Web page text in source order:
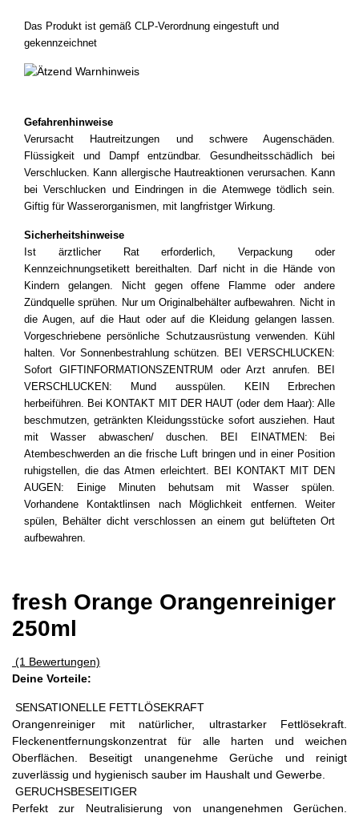
Das Produkt ist gemäß CLP-Verordnung eingestuft und
gekennzeichnet
Gefahrenhinweise
Verursacht Hautreitzungen und schwere Augenschäden.
Flüssigkeit und Dampf entzündbar. Gesundheitsschädlich bei
Verschlucken. Kann allergische Hautreaktionen verursachen. Kann
bei Verschlucken und Eindringen in die Atemwege tödlich sein.
Giftig für Wasserorganismen, mit langfristger Wirkung.
Sicherheitshinweise
Ist ärztlicher Rat erforderlich, Verpackung oder
Kennzeichnungsetikett bereithalten. Darf nicht in die Hände von
Kindern gelangen. Nicht gegen offene Flamme oder andere
Zündquelle sprühen. Nur um Originalbehälter aufbewahren. Nicht in
die Augen, auf die Haut oder auf die Kleidung gelangen lassen.
Vorgeschriebene persönliche Schutzausrüstung verwenden. Kühl
halten. Vor Sonnenbestrahlung schützen. BEI VERSCHLUCKEN:
Sofort GIFTINFORMATIONSZENTRUM oder Arzt anrufen. BEI
VERSCHLUCKEN: Mund ausspülen. KEIN Erbrechen
herbeiführen. Bei KONTAKT MIT DER HAUT (oder dem Haar): Alle
beschmutzen, getränkten Kleidungsstücke sofort ausziehen. Haut
mit Wasser abwaschen/ duschen. BEI EINATMEN: Bei
Atembeschwerden an die frische Luft bringen und in einer Position
ruhigstellen, die das Atmen erleichtert. BEI KONTAKT MIT DEN
AUGEN: Einige Minuten behutsam mit Wasser spülen.
Vorhandene Kontaktlinsen nach Möglichkeit entfernen. Weiter
spülen, Behälter dicht verschlossen an einem gut belüfteten Ort
aufbewahren.
fresh Orange Orangenreiniger
250ml
(1 Bewertungen)
Deine Vorteile:
SENSATIONELLE FETTLÖSEKRAFT
Orangenreiniger mit natürlicher, ultrastarker Fettlösekraft.
Fleckenentfernungskonzentrat für alle harten und weichen
Oberflächen. Beseitigt unangenehme Gerüche und reinigt
zuverlässig und hygienisch sauber im Haushalt und Gewerbe.
GERUCHSBESEITIGER
Perfekt zur Neutralisierung von unangenehmen Gerüchen.